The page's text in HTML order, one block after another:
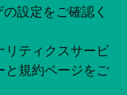
設定をご確認く
リティクスサービ
と規約ページをご